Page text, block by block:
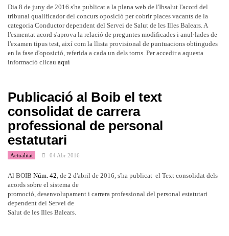
Dia 8 de juny de 2016 s'ha publicat a la plana web de l'Ibsalut l'acord del
tribunal qualificador del concurs oposició per cobrir places vacants de la
categoria Conductor dependent del Servei de Salut de les Illes Balears. A
l'esmentat acord s'aprova la relació de preguntes modificades i anul·lades de
l'examen tipus test, així com la llista provisional de puntuacions obtingudes
en la fase d'oposició, referida a cada un dels torns. Per accedir a aquesta
informació clicau aquí
Publicació al Boib el text
consolidat de carrera
professional de personal
estatutari
Actualitat 04 Abr 2016
Al BOIB Núm. 42, de 2 d'abril de 2016, s'ha publicat el Text consolidat dels
acords sobre el sistema de
promoció, desenvolupament i carrera professional del personal estatutari
dependent del Servei de
Salut de les Illes Balears.